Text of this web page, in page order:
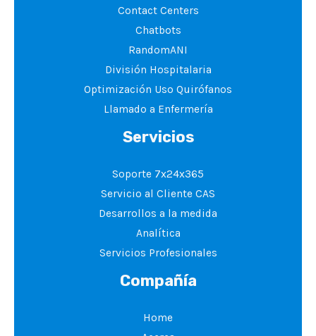
Contact Centers
Chatbots
RandomANI
División Hospitalaria
Optimización Uso Quirófanos
Llamado a Enfermería
Servicios
Soporte 7x24x365
Servicio al Cliente CAS
Desarrollos a la medida
Analítica
Servicios Profesionales
Compañía
Home